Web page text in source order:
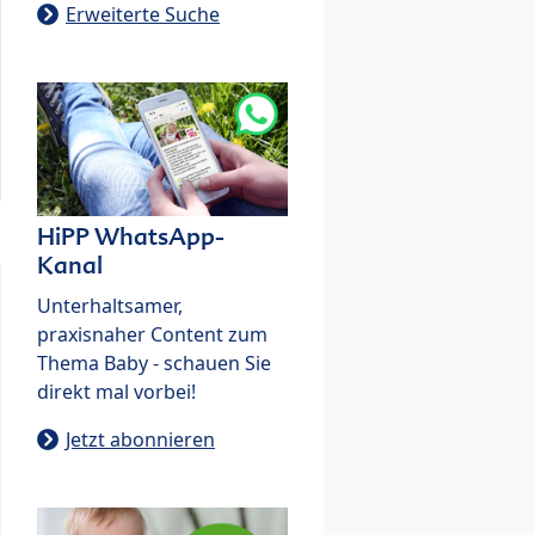
Erweiterte Suche
HiPP WhatsApp-
Kanal
Unterhaltsamer,
praxisnaher Content zum
Thema Baby - schauen Sie
direkt mal vorbei!
Jetzt abonnieren